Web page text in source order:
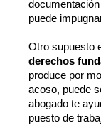
puede
Otro supuesto
derechos
produce por
acoso, puede
abogado te
puesto de